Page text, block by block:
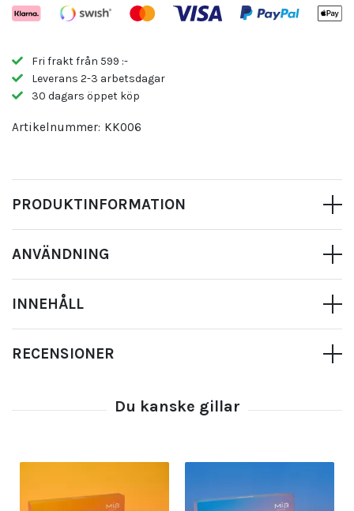
Fri frakt från 599 :-
Leverans 2-3 arbetsdagar
30 dagars öppet köp
Artikelnummer: KK006
PRODUKTINFORMATION
ANVÄNDNING
INNEHÅLL
RECENSIONER